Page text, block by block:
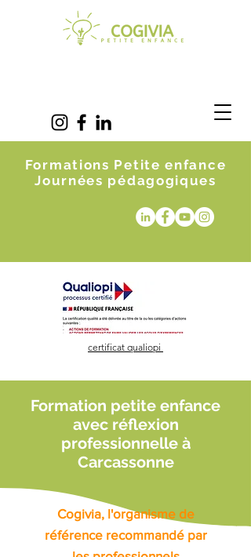
Formations Petite enfance
Journées pédagogiques
certificat qualiopi
Formation petite enfance
avec réflexion
professionnelle à
Carcassonne
Cogivia, l'organisme de
référence recommandé par